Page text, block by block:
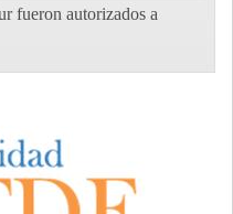
fueron autorizados a